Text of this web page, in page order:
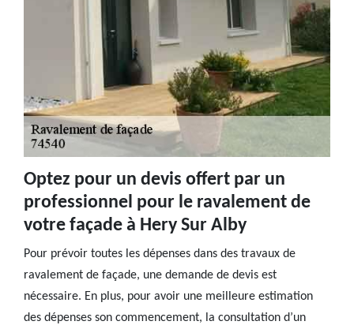
Optez pour un devis offert par un
professionnel pour le ravalement de
votre façade à Hery Sur Alby
Pour prévoir toutes les dépenses dans des travaux de
ravalement de façade, une demande de devis est
nécessaire. En plus, pour avoir une meilleure estimation
des dépenses son commencement, la consultation d’un